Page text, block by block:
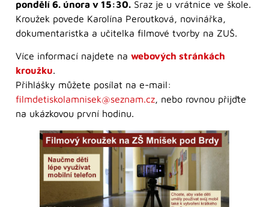
pondělí 6. února v 15:30. Sraz je u vrátnice ve škole.
Kroužek povede Karolína Peroutková, novinářka,
dokumentaristka a učitelka filmové tvorby na ZUŠ.
Více informací najdete na webových stránkách
kroužku.
Přihlášky můžete posílat na e-mail:
filmdetiskolamnisek@seznam.cz, nebo rovnou přijďte
na ukázkovou první hodinu.